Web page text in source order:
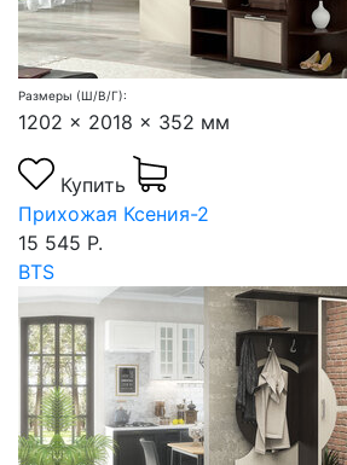
Размеры (Ш/В/Г):
1202 x 2018 x 352 мм
Купить
Прихожая Ксения-2
15 545 Р.
BTS